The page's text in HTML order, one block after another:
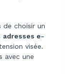
de choisir un
adresses e-
visée.
avec une